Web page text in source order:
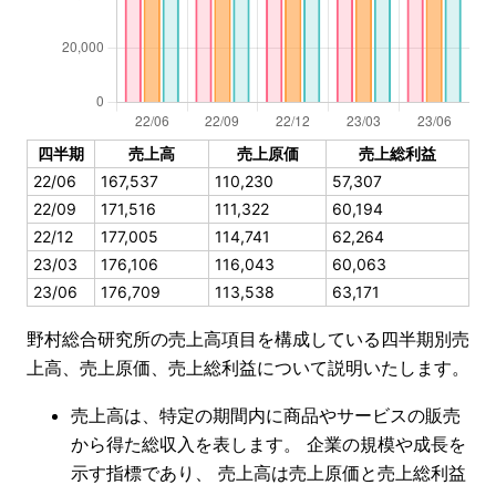
四半期 売上高 売上原価
売上総利益
22/06
167,537 110,230
57,307
22/09
171,516 111,322
60,194
22/12
177,005 114,741
62,264
23/03
176,106 116,043
60,063
23/06
176,709 113,538 63,171
野村総合研究所の売上高項目を構成している四半期別売
上高、売上原価、売上総利益について説明いたします。
売上高は、特定の期間内に商品やサービスの販売
から得た総収入を表します。 企業の規模や成長を
示す指標であり、 売上高は売上原価と売上総利益